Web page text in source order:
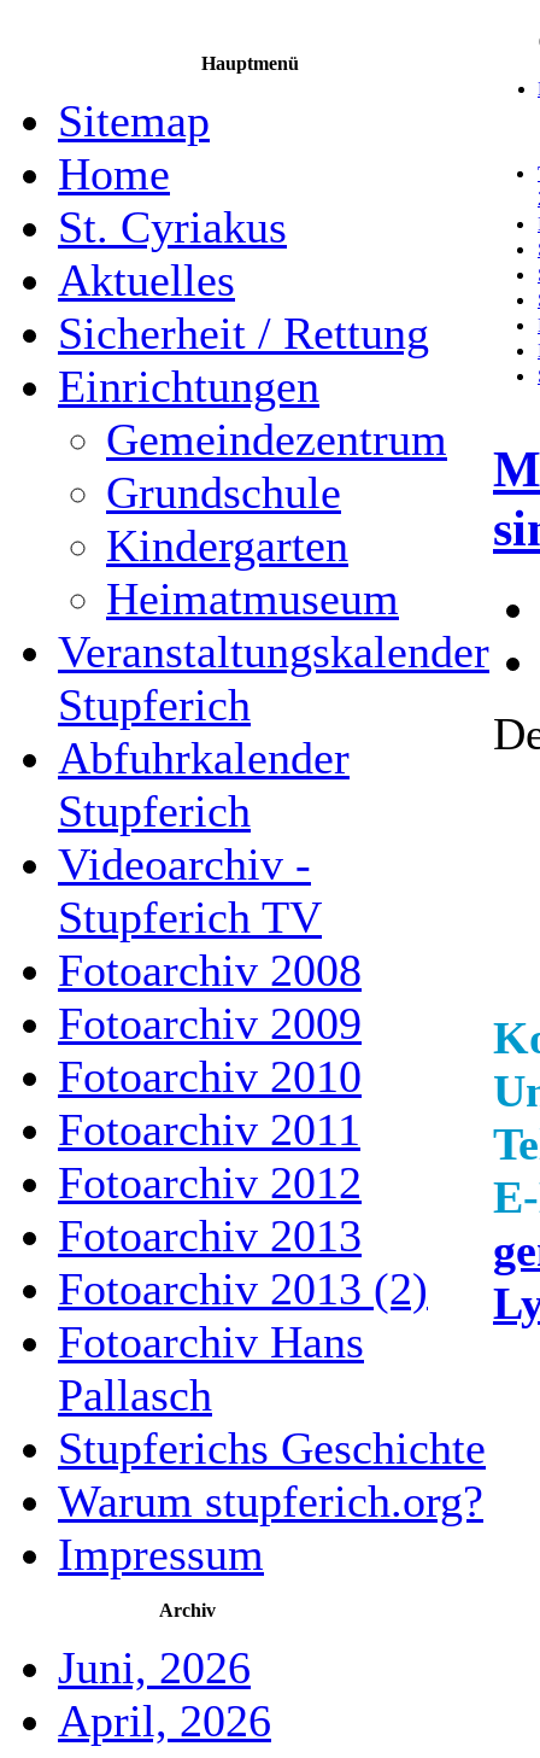
Hauptmenü
Sitemap
Home
St. Cyriakus
Aktuelles
Sicherheit / Rettung
Einrichtungen
Gemeindezentrum
Grundschule
Kindergarten
Heimatmuseum
Veranstaltungskalender
Stupferich
Abfuhrkalender
Stupferich
Videoarchiv -
Stupferich TV
Fotoarchiv 2008
Fotoarchiv 2009
Fotoarchiv 2010
Fotoarchiv 2011
Fotoarchiv 2012
Fotoarchiv 2013
Fotoarchiv 2013 (2)
Fotoarchiv Hans
Pallasch
Stupferichs Geschichte
Warum stupferich.org?
Impressum
Archiv
Juni, 2026
April, 2026